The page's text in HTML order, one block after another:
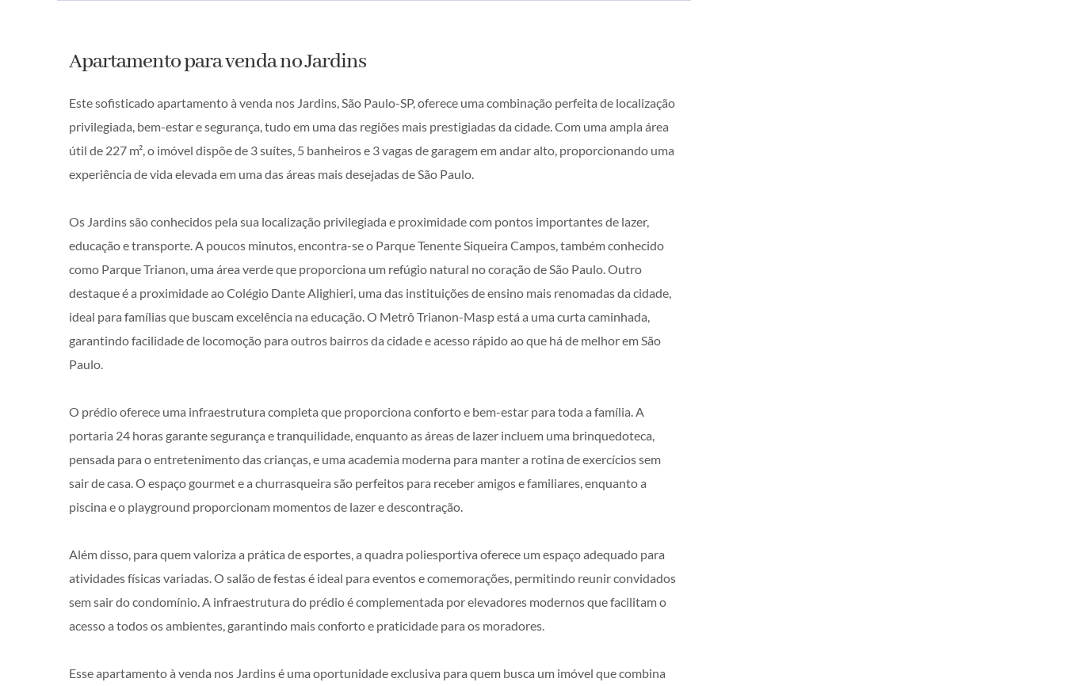
Apartamento para venda no Jardins
Este sofisticado apartamento à venda nos Jardins, São Paulo-SP, oferece uma combinação perfeita de localização
privilegiada, bem-estar e segurança, tudo em uma das regiões mais prestigiadas da cidade. Com uma ampla área
útil de 227 m², o imóvel dispõe de 3 suítes, 5 banheiros e 3 vagas de garagem em andar alto, proporcionando uma
experiência de vida elevada em uma das áreas mais desejadas de São Paulo.
Os Jardins são conhecidos pela sua localização privilegiada e proximidade com pontos importantes de lazer,
educação e transporte. A poucos minutos, encontra-se o Parque Tenente Siqueira Campos, também conhecido
como Parque Trianon, uma área verde que proporciona um refúgio natural no coração de São Paulo. Outro
destaque é a proximidade ao Colégio Dante Alighieri, uma das instituições de ensino mais renomadas da cidade,
ideal para famílias que buscam excelência na educação. O Metrô Trianon-Masp está a uma curta caminhada,
garantindo facilidade de locomoção para outros bairros da cidade e acesso rápido ao que há de melhor em São
Paulo.
O prédio oferece uma infraestrutura completa que proporciona conforto e bem-estar para toda a família. A
portaria 24 horas garante segurança e tranquilidade, enquanto as áreas de lazer incluem uma brinquedoteca,
pensada para o entretenimento das crianças, e uma academia moderna para manter a rotina de exercícios sem
sair de casa. O espaço gourmet e a churrasqueira são perfeitos para receber amigos e familiares, enquanto a
piscina e o playground proporcionam momentos de lazer e descontração.
Além disso, para quem valoriza a prática de esportes, a quadra poliesportiva oferece um espaço adequado para
atividades físicas variadas. O salão de festas é ideal para eventos e comemorações, permitindo reunir convidados
sem sair do condomínio. A infraestrutura do prédio é complementada por elevadores modernos que facilitam o
acesso a todos os ambientes, garantindo mais conforto e praticidade para os moradores.
Esse apartamento à venda nos Jardins é uma oportunidade exclusiva para quem busca um imóvel que combina